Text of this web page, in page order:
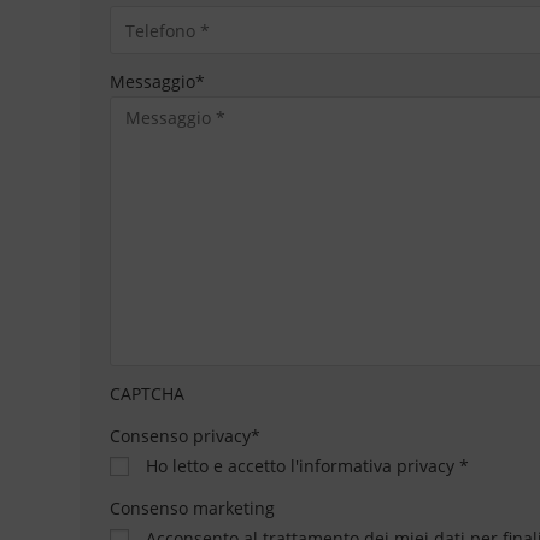
Messaggio*
CAPTCHA
Consenso privacy*
Ho letto e accetto l'informativa privacy *
Consenso marketing